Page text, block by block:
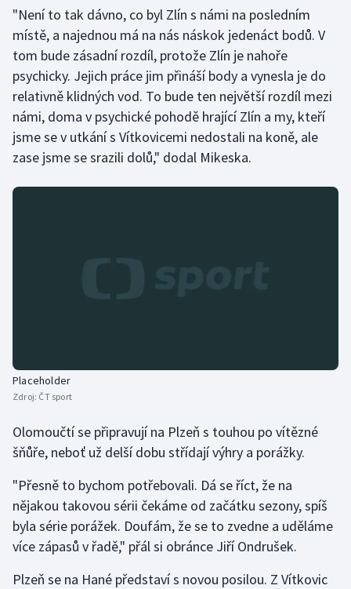
"Není to tak dávno, co byl Zlín s námi na posledním
místě, a najednou má na nás náskok jedenáct bodů. V
tom bude zásadní rozdíl, protože Zlín je nahoře
psychicky. Jejich práce jim přináší body a vynesla je do
relativně klidných vod. To bude ten největší rozdíl mezi
námi, doma v psychické pohodě hrající Zlín a my, kteří
jsme se v utkání s Vítkovicemi nedostali na koně, ale
zase jsme se srazili dolů," dodal Mikeska.
Placeholder
Zdroj: ČT sport
Olomoučtí se připravují na Plzeň s touhou po vítězné
šňůře, neboť už delší dobu střídají výhry a porážky.
"Přesně to bychom potřebovali. Dá se říct, že na
nějakou takovou sérii čekáme od začátku sezony, spíš
byla série porážek. Doufám, že se to zvedne a uděláme
více zápasů v řadě," přál si obránce Jiří Ondrušek.
Plzeň se na Hané představí s novou posilou. Z Vítkovic